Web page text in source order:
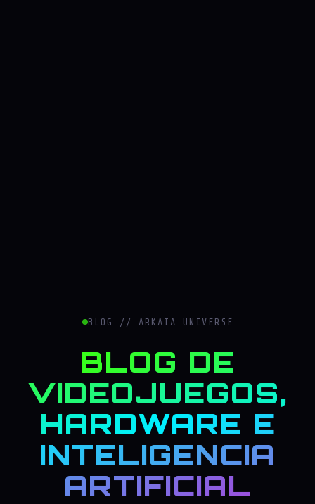
BLOG // ARKAIA UNIVERSE
BLOG DE
VIDEOJUEGOS,
HARDWARE E
INTELIGENCIA
ARTIFICIAL